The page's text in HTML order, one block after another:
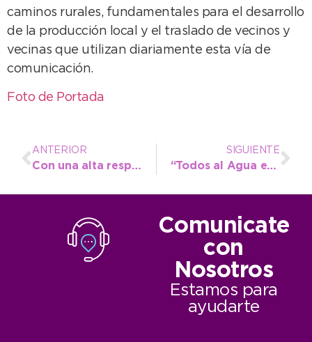
caminos rurales, fundamentales para el desarrollo
de la producción local y el traslado de vecinos y
vecinas que utilizan diariamente esta vía de
comunicación.
Foto de Portada
ANTERIOR
Con una alta respuesta de la comunidad, concluyó una nueva edición del Curso de Manipulación de Alimentos
SIGUIENTE
“Todos al Agua es una política pública que debe trascender a cualquier gobierno en particular”
Comunicate
con
Nosotros
Estamos para
ayudarte